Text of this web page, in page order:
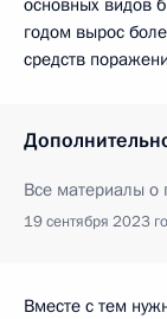
годом вырос
средств
Все материалы о
19 сентября 2023
Вместе с тем